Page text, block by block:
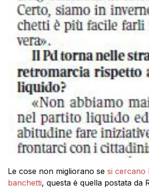
Le cose non migliorano se si cercano
banchetti, questa è quella postata da